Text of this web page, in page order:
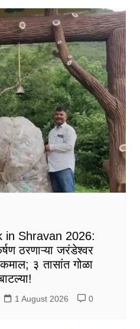
in Shravan 2026:
ठरणाऱ्या जरंडेश्वर
कमाल; ३ तासांत गोळा
1 August 2026 0